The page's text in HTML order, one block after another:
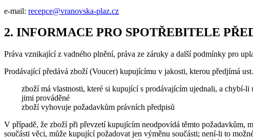
e-mail: recepce@vranovska-plaz.cz
2. INFORMACE PRO SPOTŘEBITELE
Práva vznikající z vadného plnění, práva ze záruky a další podmínky pro
Prodávající předává zboží (Voucer) kupujícímu v jakosti, kterou předjímá
zboží má vlastnosti, které si kupující s prodávajícím ujednali, a chybí-
jimi prováděné
zboží vyhovuje požadavkům právních předpisů
V případě, že zboží při převzetí kupujícím neodpovídá těmto požadavkům,
součásti věci, může kupující požadovat jen výměnu součásti; není-li to